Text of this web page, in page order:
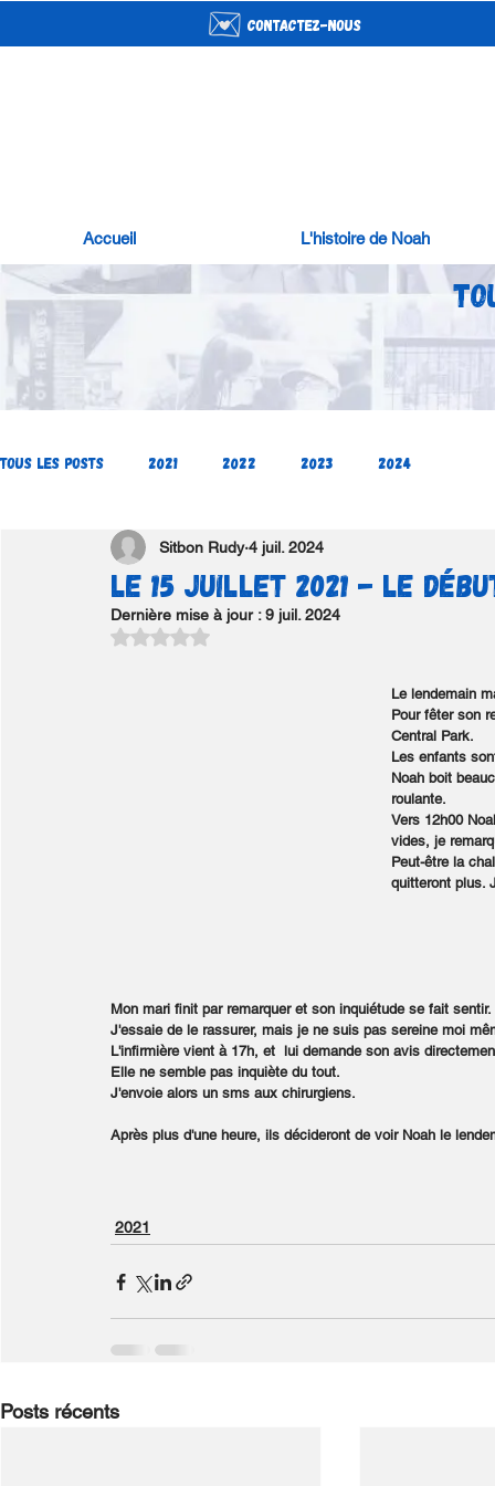
contactez-nous
Accueil L'histoire de Noah
Tous les posts 2021 2022 2023 2024
Le 15 Juillet 2021 - Le
Sitbon Rudy 4 juil. 2024
Dernière mise à jour :9 juil. 2024
Noté NaN étoiles sur 5.
Le lendemain
Pour fêter son
Central Park.
Les enfants
Noah boit
roulante.
Vers 12h00
vides, je
Peut-être la
quitteront plus.
Mon mari finit par remarquer et son inquiétude se fait sentir.
J'essaie de le rassurer, mais je ne suis pas sereine moi
L'infirmière vient à 17h, et  lui demande son avis
Elle ne semble pas inquiète du tout.
J'envoie alors un sms aux chirurgiens.
Après plus d'une heure, ils décideront de voir Noah le
2021
Posts récents